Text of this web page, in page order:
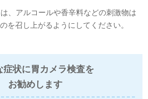
、アルコールや香辛料などの刺激物は
を召し上がるようにしてください。
症状に胃カメラ検査を
お勧めします